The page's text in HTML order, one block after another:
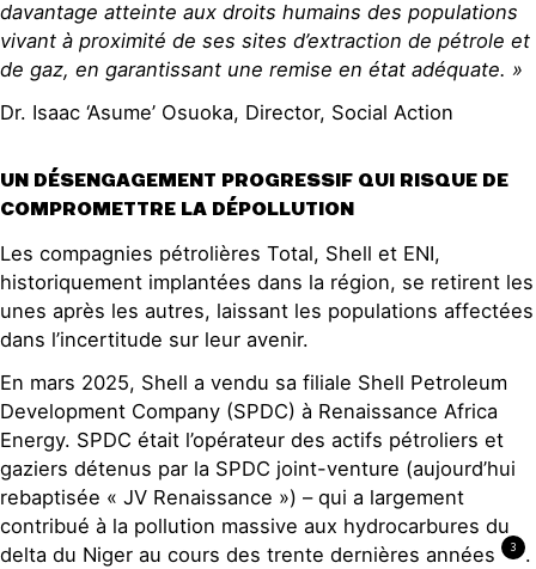
davantage atteinte aux droits humains des populations
vivant à proximité de ses sites d’extraction de pétrole et
de gaz, en garantissant une remise en état adéquate. »
Dr. Isaac ‘Asume’ Osuoka, Director, Social Action
UN DÉSENGAGEMENT PROGRESSIF QUI RISQUE DE
COMPROMETTRE LA DÉPOLLUTION
Les compagnies pétrolières Total, Shell et ENI,
historiquement implantées dans la région, se retirent les
unes après les autres, laissant les populations affectées
dans l’incertitude sur leur avenir.
En mars 2025, Shell a vendu sa filiale Shell Petroleum
Development Company (SPDC) à Renaissance Africa
Energy. SPDC était l’opérateur des actifs pétroliers et
gaziers détenus par la SPDC joint-venture (aujourd’hui
rebaptisée « JV Renaissance ») – qui a largement
contribué à la pollution massive aux hydrocarbures du
delta du Niger au cours des trente dernières années
3
.